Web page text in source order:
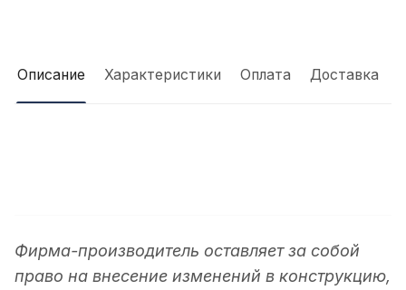
Описание Характеристики Оплата Доставка
Фирма-производитель оставляет за собой
право на внесение изменений в конструкцию,